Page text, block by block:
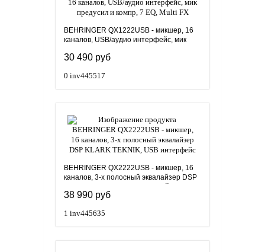
BEHRINGER QX1222USB - микшер, 16
каналов, USB/аудио интерфейс, мик
30 490 руб
0 inv445517
BEHRINGER QX2222USB - микшер, 16
каналов, 3-х полосный эквалайзер DSP
38 990 руб
1 inv445635